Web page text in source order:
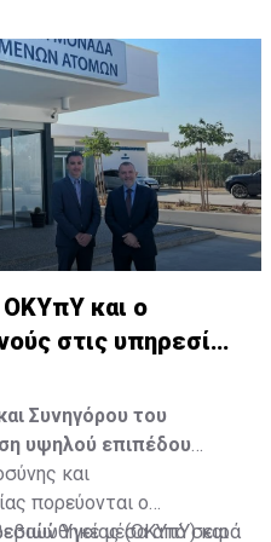
ΟΚΥπΥ και ο
στις υπηρεσίες
Συνηγόρου του
υψηλού επιπέδου
και
πορεύονται ο
Υγείας (ΟΚΥπΥ) και
μέσα από σειρά